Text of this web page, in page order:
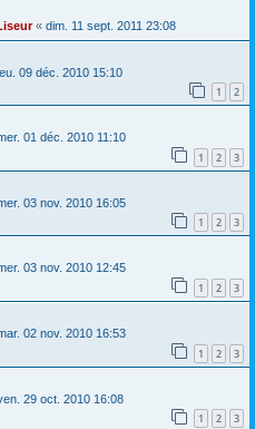
« dim. 11 sept. 2011 23:08
09 déc. 2010 15:10
1 2
01 déc. 2010 11:10
1 2 3
03 nov. 2010 16:05
1 2 3
03 nov. 2010 12:45
1 2 3
02 nov. 2010 16:53
1 2 3
29 oct. 2010 16:08
1 2 3